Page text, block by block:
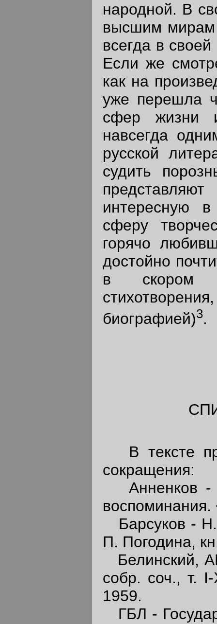
народной. В
высшим
всегда в
Если же
как на
уже перешла
сфер жизни
навсегда
русской
судить
интересную
сферу
горячо
достойно
в
биографией)3.
В тексте
сокращения:
Анненков -
воспоминания.
Барсуков -
П. Погодина,
Белинский,
собр. соч., т.
1959.
ГБЛ -